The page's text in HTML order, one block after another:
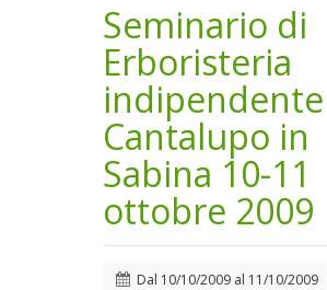
Seminario di
Erboristeria
Cantalupo in
Sabina 10-11
ottobre 2009
Dal 10/10/2009 al 11/10/2009